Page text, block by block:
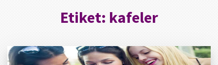
Etiket: kafeler